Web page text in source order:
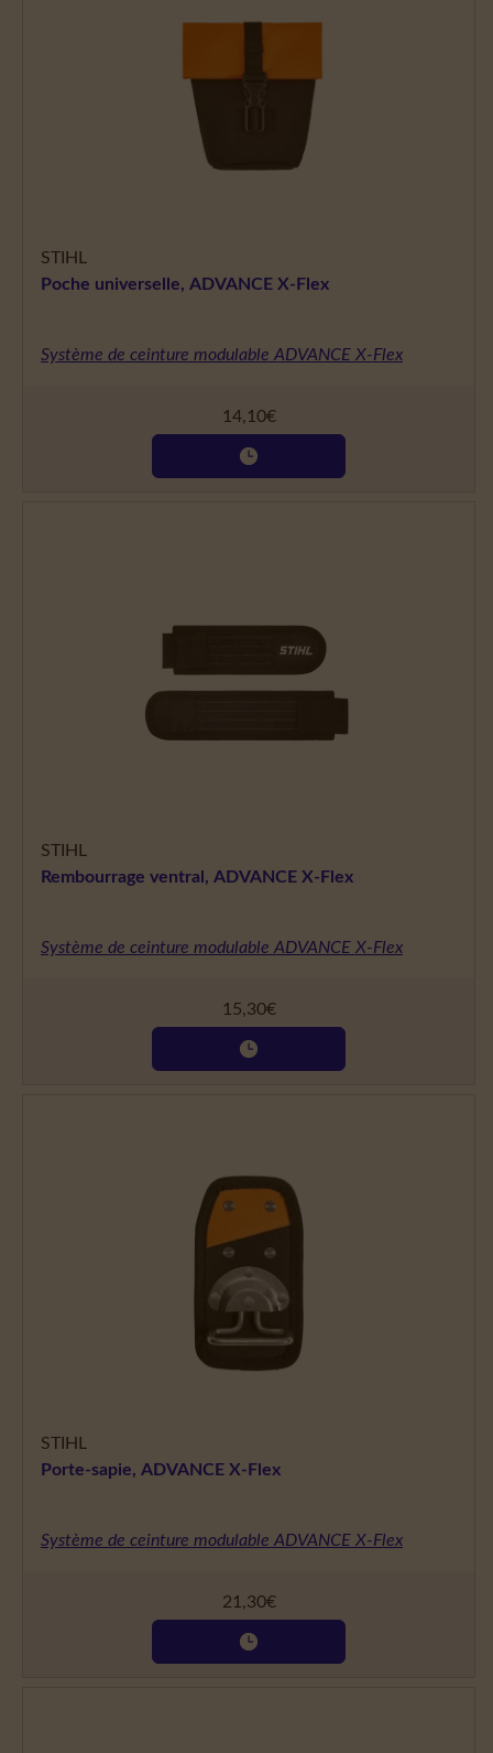
STIHL
Poche universelle, ADVANCE X-Flex
Système de ceinture modulable ADVANCE X-Flex
14,10€
STIHL
Rembourrage ventral, ADVANCE X-Flex
Système de ceinture modulable ADVANCE X-Flex
15,30€
STIHL
Porte-sapie, ADVANCE X-Flex
Système de ceinture modulable ADVANCE X-Flex
21,30€